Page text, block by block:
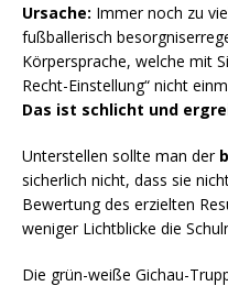
Ursache: Immer noch zu
fußballerisch
Körpersprache, welche mit
Recht-Einstellung“ nicht
Das ist schlicht und
Unterstellen sollte man der
sicherlich nicht, dass sie
Bewertung des erzielten
weniger Lichtblicke die
Die grün-weiße Gichau-